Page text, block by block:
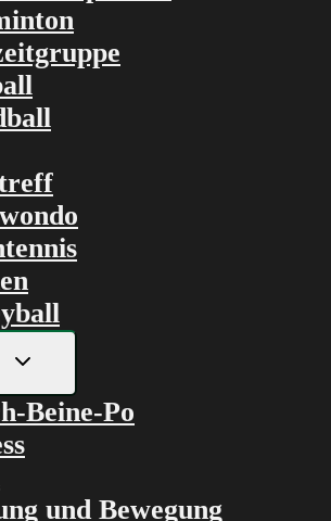
Untermenü
Beine-Po
und Bewegung